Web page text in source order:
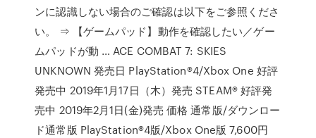
ンに認識しない場合のご確認は以下をご参照くださ
い。 ⇒ 【ゲームパッド】動作を確認したい／ゲー
ムパッドが動 … ACE COMBAT 7: SKIES
UNKNOWN 発売日 PlayStation®4/Xbox One 好評
発売中 2019年1月17日（木）発売 STEAM® 好評発
売中 2019年2月1日(金)発売 価格 通常版/ダウンロー
ド通常版 PlayStation®4版/Xbox One版 7,600円